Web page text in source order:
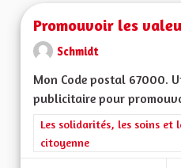
Promouvoir les
Schmidt
Mon Code postal 67000.
publicitaire pour
Filtrer les résultats de la
Les solidarités, les soins
citoyenne